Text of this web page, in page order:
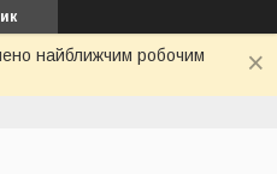
найближчим робочим